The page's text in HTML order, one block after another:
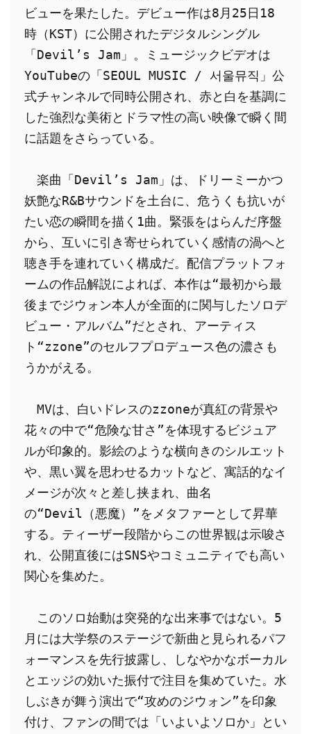
ビューを果たした。デビュー作は8月25日18
時（KST）に公開されたデジタルシングル
「Devil’s Jam」。ミュージックビデオは
YouTubeの「SEOUL MUSIC / 서울뮤직」公
式チャンネルで同時公開され、赤と白を基調に
した強烈な美術とドラマ性の高い映像で瞬く間
に話題をさらっている。
楽曲「Devil’s Jam」は、ドリーミーかつ
妖艶なR&Bサウンドを土台に、危うくも抗いが
たい恋の瞬間を描く1曲。緊張をはらんだ序盤
から、互いに引き寄せられていく感情の渦へと
聴き手を連れていく構成だ。配信プラットフォ
ームの作品解説によれば、本作は“最初から最
後までジウォン本人が全面的に関与したソロデ
ビュー・アルバム”だとされ、アーティス
ト“zzone”のセルフプロデュース色の濃さも
うかがえる。
MVは、白いドレスのzzoneが真紅の背景や
花々の中で“危険な甘さ”を体現するビジュア
ルが印象的。影絵のような横向きのシルエット
や、黒い翼を思わせるカットなど、寓話的なイ
メージが次々と差し挟まれ、曲名
の“Devil（悪魔）”をメタファーとして昇華
する。ティーザー段階からこの世界観は示唆さ
れ、公開直後にはSNSやコミュニティでも高い
関心を集めた。
このソロ始動は突発的な出来事ではない。5
月には大学祭のステージで新曲と見られるパフ
ォーマンスを先行披露し、しなやかなボーカル
とエッジの効いた振付で注目を集めていた。水
しぶきが舞う演出で“攻めのジウォン”を印象
付け、ファンの間では「いよいよソロか」とい